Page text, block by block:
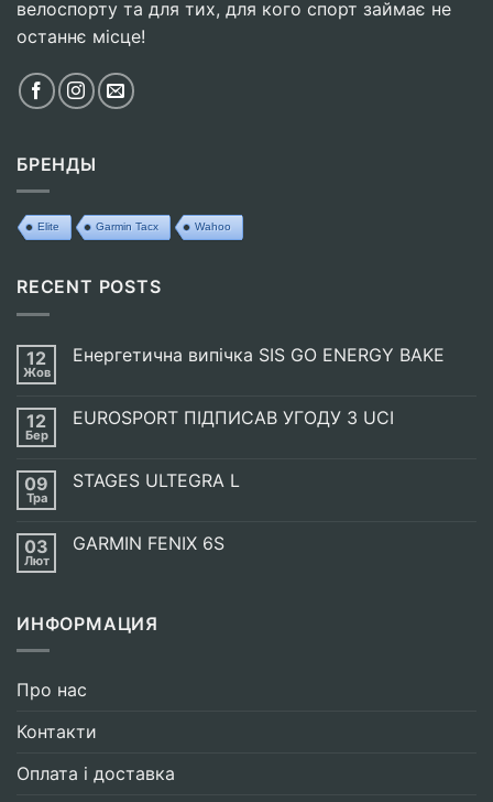
велоспорту та для тих, для кого спорт займає не
останнє місце!
БРЕНДЫ
Elite Garmin Tacx Wahoo
RECENT POSTS
12
Жов
Енергетична випічка SIS GO ENERGY BAKE
Енергетична
ENERGY
BAKE
12
Бер
EUROSPORT ПІДПИСАВ УГОДУ З UCI
EUROSPORT
UCI
09
Тра
STAGES ULTEGRA L
STAGES
03
Лют
GARMIN FENIX 6S
FENIX
ИНФОРМАЦИЯ
Про нас
Контакти
Оплата і доставка